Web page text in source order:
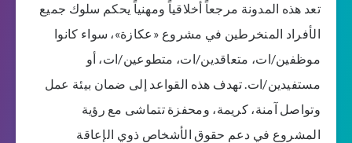
تعد هذه المدونة مرجعاً أخلاقياً ومهنياً يحكم سلوك جميع
الأفراد المنخرطين في مشروع «عكازة»، سواء كانوا
موظفين/ات، متعاقدين/ات، متطوعين/ات، أو
مستفيدين/ات. تهدف هذه القواعد إلى ضمان بيئة عمل
وتواصل آمنة، كريمة، ومحفزة تتماشى مع رؤية
المشروع في دعم حقوق الأشخاص ذوي الإعاقة